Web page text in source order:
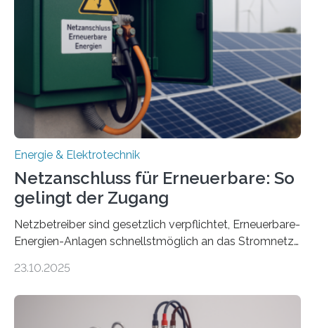
sektorübergreifend vernetzten Energiesystemen. Das
Projekt startete am 15. Oktober 2025, hat eine Laufzeit
von drei Jahren und ein Gesamtvolumen von rund 2,9
Millionen Euro, wovon 2,6 Millionen Euro durch das
Ministerium für Umwelt, Klima und…
Energie & Elektrotechnik
Netzanschluss für Erneuerbare: So
gelingt der Zugang
Netzbetreiber sind gesetzlich verpflichtet, Erneuerbare-
Energien-Anlagen schnellstmöglich an das Stromnetz
ermöglichen. Doch der dafür nötige Netzausbau hinkt
einem „Anschlussstau“. Die Stiftung
Umweltenergierecht hat den Rechtsrahmen in einem
23.10.2025